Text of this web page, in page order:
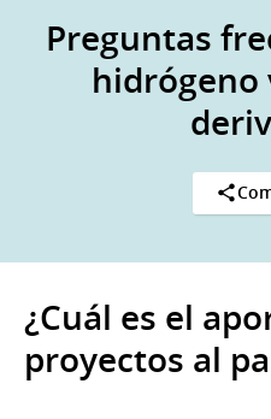
Preguntas
hidrógeno
¿Cuál es el
proyectos al